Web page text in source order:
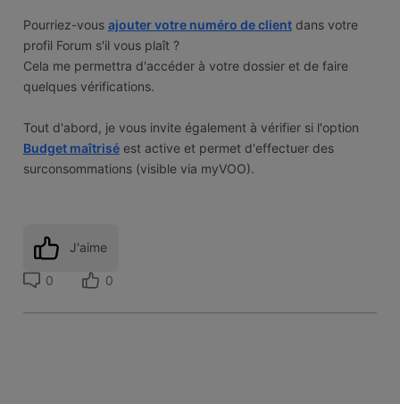
Pourriez-vous ajouter votre numéro de clientdans votre
profil Forum s'il vous plaît ?
Cela me permettra d'accéder à votre dossier et de faire
quelques vérifications.
Tout d'abord, je vous invite également à vérifier si l'option
Budget maîtriséest active et permet d'effectuer des
surconsommations (visible via myVOO).
J'aime
0 0